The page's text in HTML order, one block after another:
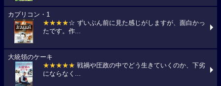
カプリコン・1
★★★★☆ ずいぶん前に見た感じがしますが、面白かっ
たです。作...
大統領のケーキ
★★★★★ 戦禍や圧政の中でどう生きていくのか、下劣
にならなく...